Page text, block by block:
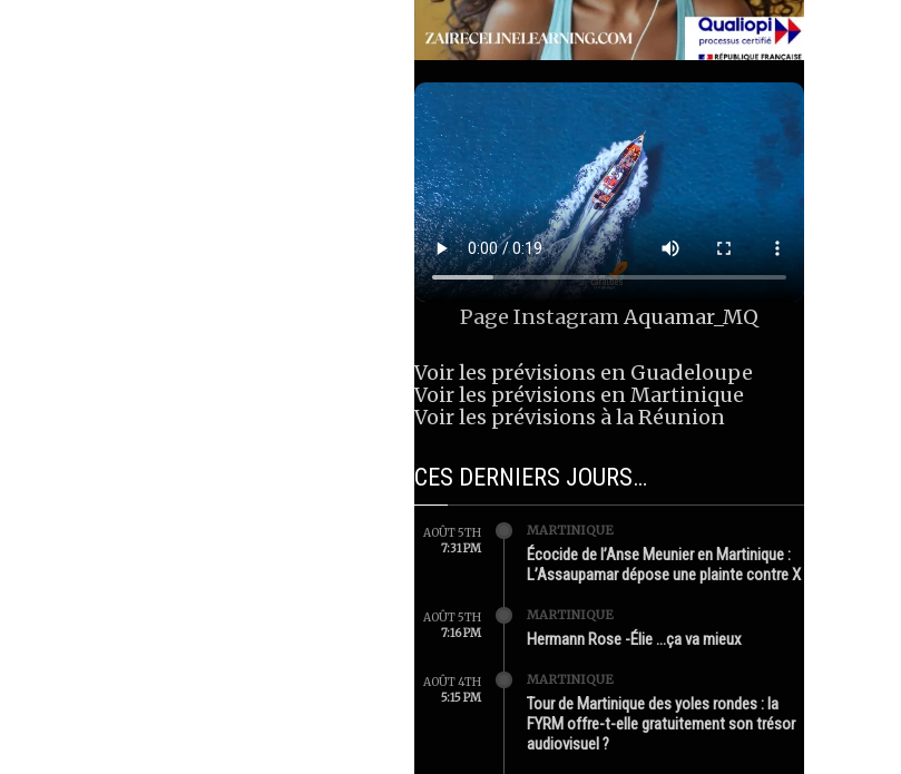
Page InstagramAquamar_MQ
Voir les prévisions en Guadeloupe
Voir les prévisions en Martinique
Voir les prévisions à la Réunion
CES DERNIERS JOURS…
AOÛT 5TH
7:31 PM
MARTINIQUE
Écocide de l’Anse Meunier en Martinique :
L’Assaupamar dépose une plainte contre X
AOÛT 5TH
7:16 PM
MARTINIQUE
Hermann Rose -Élie …ça va mieux
AOÛT 4TH
5:15 PM
MARTINIQUE
Tour de Martinique des yoles rondes : la
FYRM offre-t-elle gratuitement son trésor
audiovisuel ?